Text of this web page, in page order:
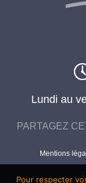
Lundi au
PARTAGEZ
Mentions
Pour respecter